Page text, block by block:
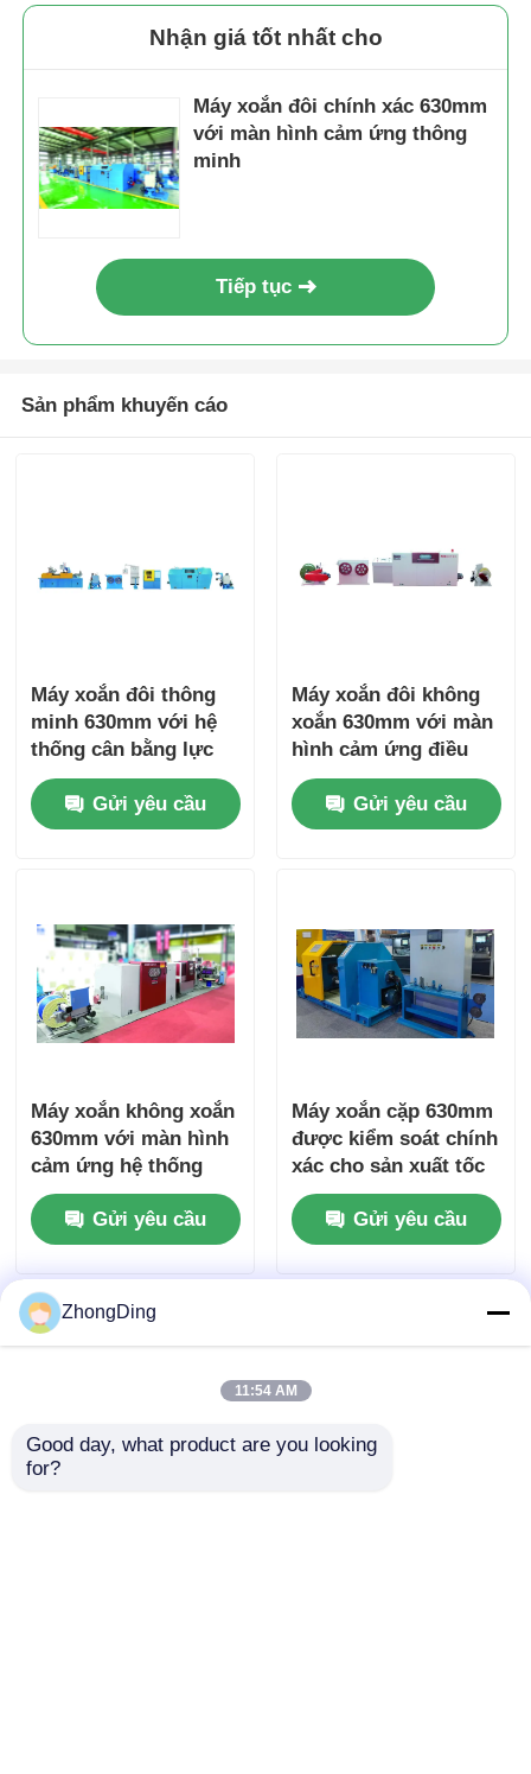
Nhận giá tốt nhất cho
Máy xoắn đôi chính xác 630mm
với màn hình cảm ứng thông
minh
Tiếp tục
Sản phẩm khuyến cáo
Máy xoắn đôi thông
minh 630mm với hệ
thống cân bằng lực
căng tự động
Gửi yêu cầu
Máy xoắn đôi không
xoắn 630mm với màn
hình cảm ứng điều
chỉnh lực căng tự
động
Gửi yêu cầu
Máy xoắn không xoắn
630mm với màn hình
cảm ứng hệ thống
điện áp liên tục tự
động
Gửi yêu cầu
Máy xoắn cặp 630mm
được kiểm soát chính
xác cho sản xuất tốc
độ cao liên tục
Gửi yêu cầu
ZhongDing
11:54 AM
Good day, what product are you looking
for?